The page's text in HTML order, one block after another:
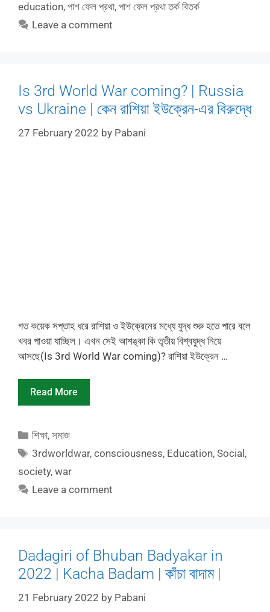
education, পাশ ফেল প্রথা, পাশ ফেল প্রথা তর্ক বিতর্ক
Leave a comment
Is 3rd World War coming? | Russia
vs Ukraine | কেন রাশিয়া ইউক্রেন-এর বিরুদ্ধে
27 February 2022 by Pabani
গত কয়েক সপ্তাহ ধরে রাশিয়া ও ইউক্রেনের মধ্যে যুদ্ধ শুরু হতে পারে বলে
খবর পাওয়া যাচ্ছিল। এখন সেই আশঙ্কা কি তৃতীয় বিশ্বযুদ্ধ নিয়ে
আসছে(Is 3rd World War coming)? রাশিয়া ইউক্রেন …
Read More
Categories
শিক্ষা,সমাজ
Tags
3rdworldwar,consciousness, Education,Social ,
society, war
Leave a comment
Dadagiri of Bhuban Badyakar in
2022 | Kacha Badam | কাঁচা বাদাম |
21 February 2022 by Pabani